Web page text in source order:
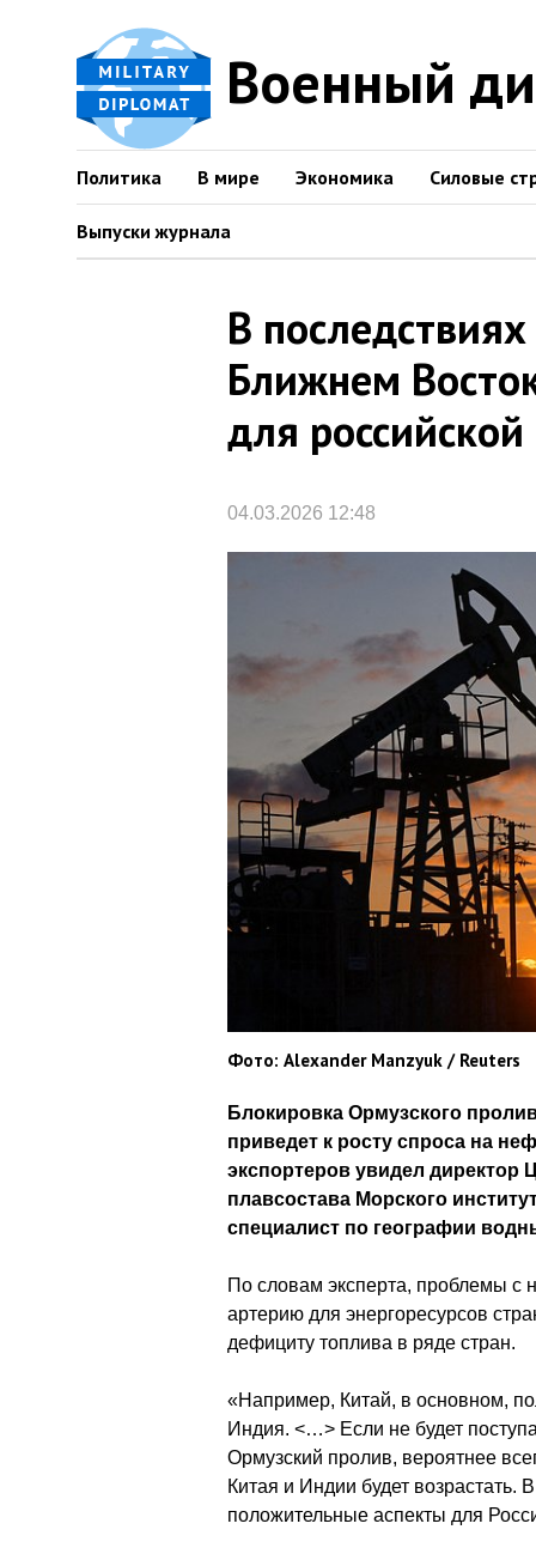
Военный
Политика В мире Экономика Силовые
Выпуски журнала
В
Ближнем
для
04.03.2026 12:48
Фото: Alexander Manzyuk / Reuters
Блокировка Ормузского
приведет к росту спроса на
экспортеров увидел директор
плавсостава Морского
специалист по географии
По словам эксперта, проблемы с
артерию для энергоресурсов
дефициту топлива в ряде стран.
«Например, Китай, в основном,
Индия. <…> Если не будет
Ормузский пролив, вероятнее
Китая и Индии будет
положительные аспекты для